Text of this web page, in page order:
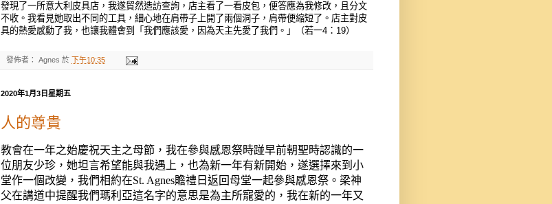
發現了一所意大利皮具店，我遂貿然造訪查詢，店主看了一看皮包，便答應為我修改，且分文
不收。我看見她取出不同的工具，細心地在肩帶子上開了兩個洞子，肩帶便縮短了。店主對皮
具的熱愛感動了我，也讓我體會到「我們應該愛，因為天主先愛了我們。」（若一4 ： 19）
發佈者： Agnes 於 下午10:35
2020年1月3日星期五
人的尊貴
教會在一年之始慶祝天主之母節， 我在參與感恩祭時踫早前朝聖時認識的一
位朋友少珍，她坦言希望能與我遇上，也為新一年有新開始，遂選擇來到小
堂作一個改變，我們相約在St. Agnes贍禮日返回母堂一起參與感恩祭 。 梁神
父在講道中提醒我們瑪利亞這名字的意思是為主所寵愛的， 我在新的一年又